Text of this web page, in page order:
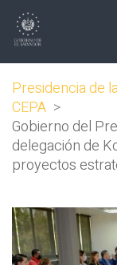
Presidencia de
CEPA >
Gobierno del
delegación de
proyectos